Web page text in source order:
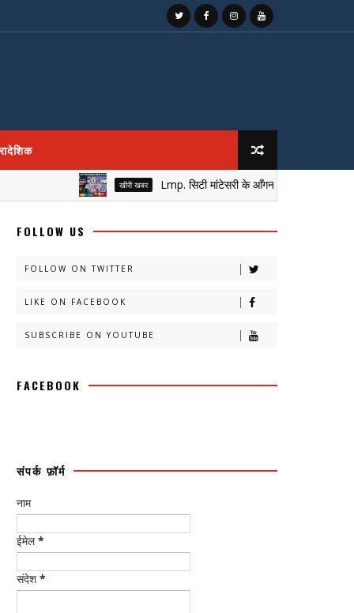
खीरी खबर Lmp. सिटी मांटेसरी के आँगन में सजा नेतृत्व का मुकुट, नई
FOLLOW US
FOLLOW ON TWITTER
LIKE ON FACEBOOK
SUBSCRIBE ON YOUTUBE
FACEBOOK
संपर्क फ़ॉर्म
नाम
ईमेल*
संदेश *